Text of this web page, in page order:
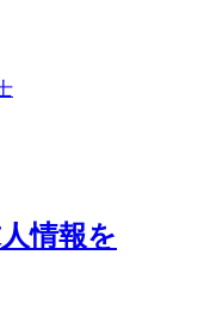
情報を